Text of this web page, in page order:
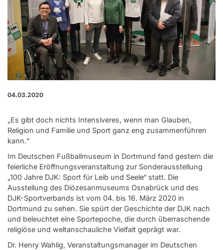
04.03.2020
„Es gibt doch nichts Intensiveres, wenn man Glauben,
Religion und Familie und Sport ganz eng zusammenführen
kann.“
Im Deutschen Fußballmuseum in Dortmund fand gestern die
feierliche Eröffnungsveranstaltung zur Sonderausstellung
„100 Jahre DJK: Sport für Leib und Seele“ statt. Die
Ausstellung des Diözesanmuseums Osnabrück und des
DJK-Sportverbands ist vom 04. bis 16. März 2020 in
Dortmund zu sehen. Sie spürt der Geschichte der DJK nach
und beleuchtet eine Sportepoche, die durch überraschende
religiöse und weltanschauliche Vielfalt geprägt war.
Dr. Henry Wahlig, Veranstaltungsmanager im Deutschen